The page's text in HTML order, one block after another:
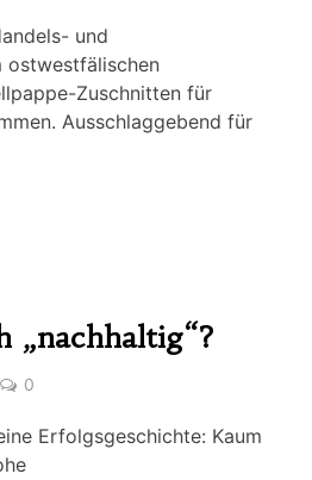
und
ostwestfälischen
Zuschnitten für
Ausschlaggebend für
„nachhaltig“?
0
Erfolgsgeschichte: Kaum